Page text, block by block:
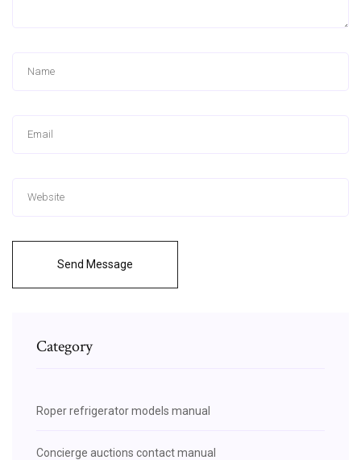
Send Message
Category
Roper refrigerator models manual
Concierge auctions contact manual